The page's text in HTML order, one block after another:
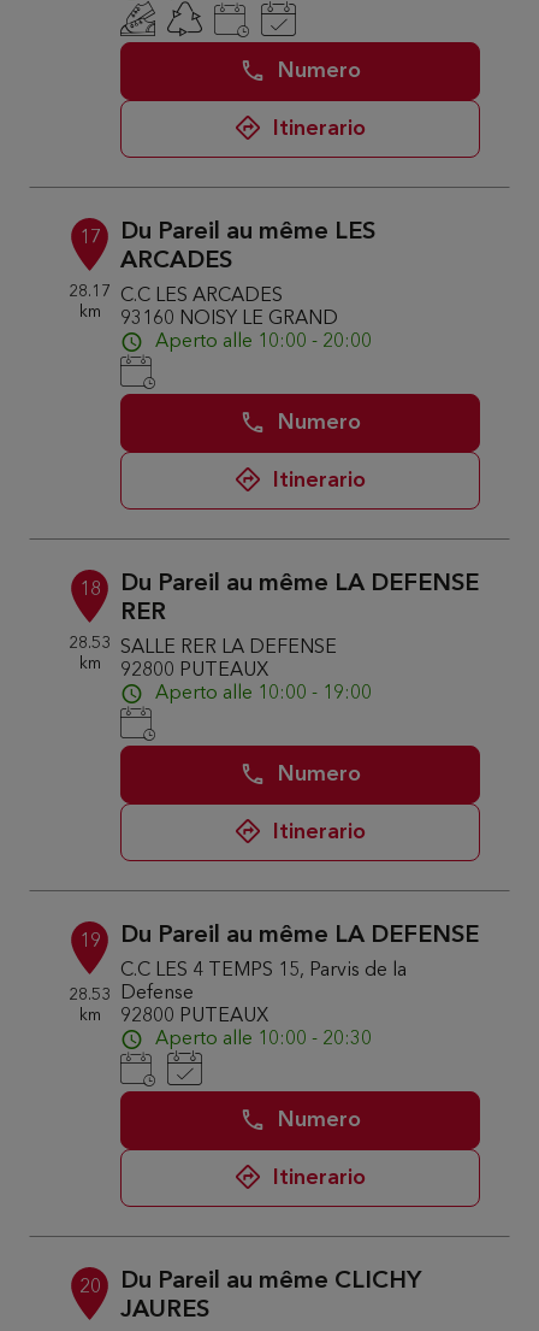
Numero
Itinerario
17
28.17
km
Du Pareil au même LES
ARCADES
C.C LES ARCADES
93160 NOISY LE GRAND
Aperto alle 10:00 - 20:00
Numero
Itinerario
18
28.53
km
Du Pareil au même LA DEFENSE
RER
SALLE RER LA DEFENSE
92800 PUTEAUX
Aperto alle 10:00 - 19:00
Numero
Itinerario
19
28.53
km
Du Pareil au même LA DEFENSE
C.C LES 4 TEMPS 15, Parvis de la
Defense
92800 PUTEAUX
Aperto alle 10:00 - 20:30
Numero
Itinerario
20
Du Pareil au même CLICHY
JAURES